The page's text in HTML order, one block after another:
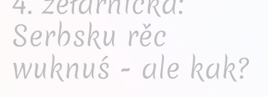
Aktuelles
aktualnosći
Veranstaltungen
zarědowanja
Serbsku rěc
wuknuś - ale kak?